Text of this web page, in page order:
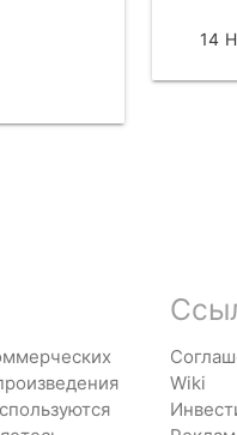
14
Wiki